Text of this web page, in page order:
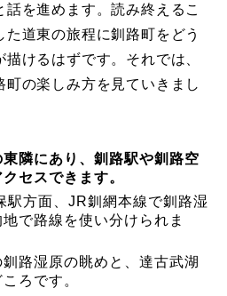
話を進めます。読み終えるこ
道東の旅程に釧路町をどう
けるはずです。それでは、
の楽しみ方を見ていきまし
隣にあり、釧路駅や釧路空
セスできます。
駅方面、JR釧網本線で釧路湿
で路線を使い分けられま
路湿原の眺めと、達古武湖
ろです。